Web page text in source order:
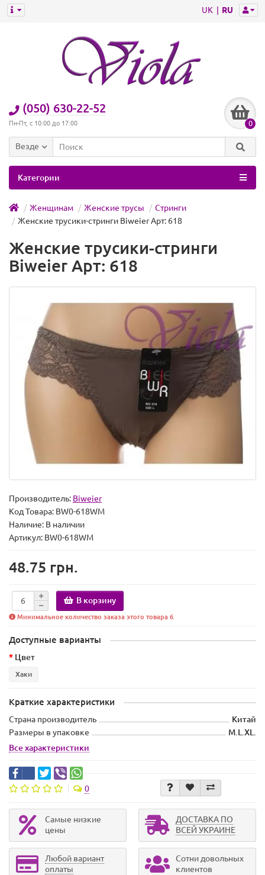
UK RU
(050) 630-22-52
Пн-Пт, с 10:00 до 17:00 0
Везде
Категории
Женщинам Женские трусы
Стринги
Женские трусики-стринги Biweier Арт: 618
Женские трусики-стринги
Biweier Арт: 618
Производитель: Biweier
Код Товара: BW0-618WM
Наличие: В наличии
Артикул: BW0-618WM
48.75 грн.
В корзину
Минимальное количество заказа этого товара 6
Доступные варианты
Цвет
Хаки
Краткие характеристики
Страна производитель
Китай
Размеры в упаковке
M.L.XL.
Все характеристики
0
Самые низкие
цены
ДОСТАВКА ПО
ВСЕЙ УКРАИНЕ
Любой вариант
оплаты
Сотни довольных
клиентов